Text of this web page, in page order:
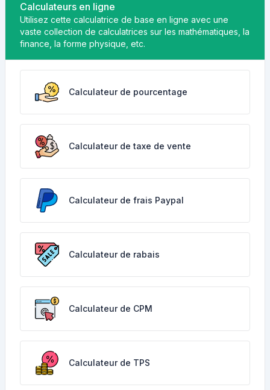
Calculateurs en ligne
Utilisez cette calculatrice de base en ligne avec une
vaste collection de calculatrices sur les mathématiques, la
finance, la forme physique, etc.
Calculateur de pourcentage
Calculateur de taxe de vente
Calculateur de frais Paypal
Calculateur de rabais
Calculateur de CPM
Calculateur de TPS